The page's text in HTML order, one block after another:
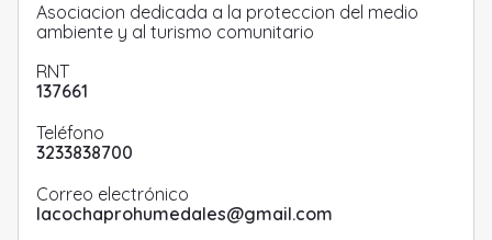
Asociacion dedicada a la proteccion del medio
ambiente y al turismo comunitario
RNT
137661
Teléfono
3233838700
Correo electrónico
lacochaprohumedales@gmail.com